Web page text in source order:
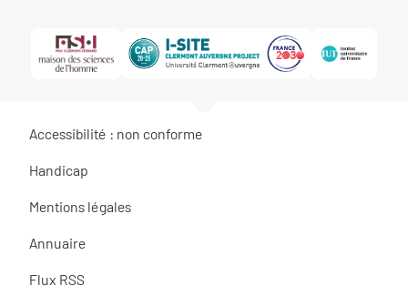
Accessibilité : non conforme
Handicap
Mentions légales
Annuaire
Flux RSS